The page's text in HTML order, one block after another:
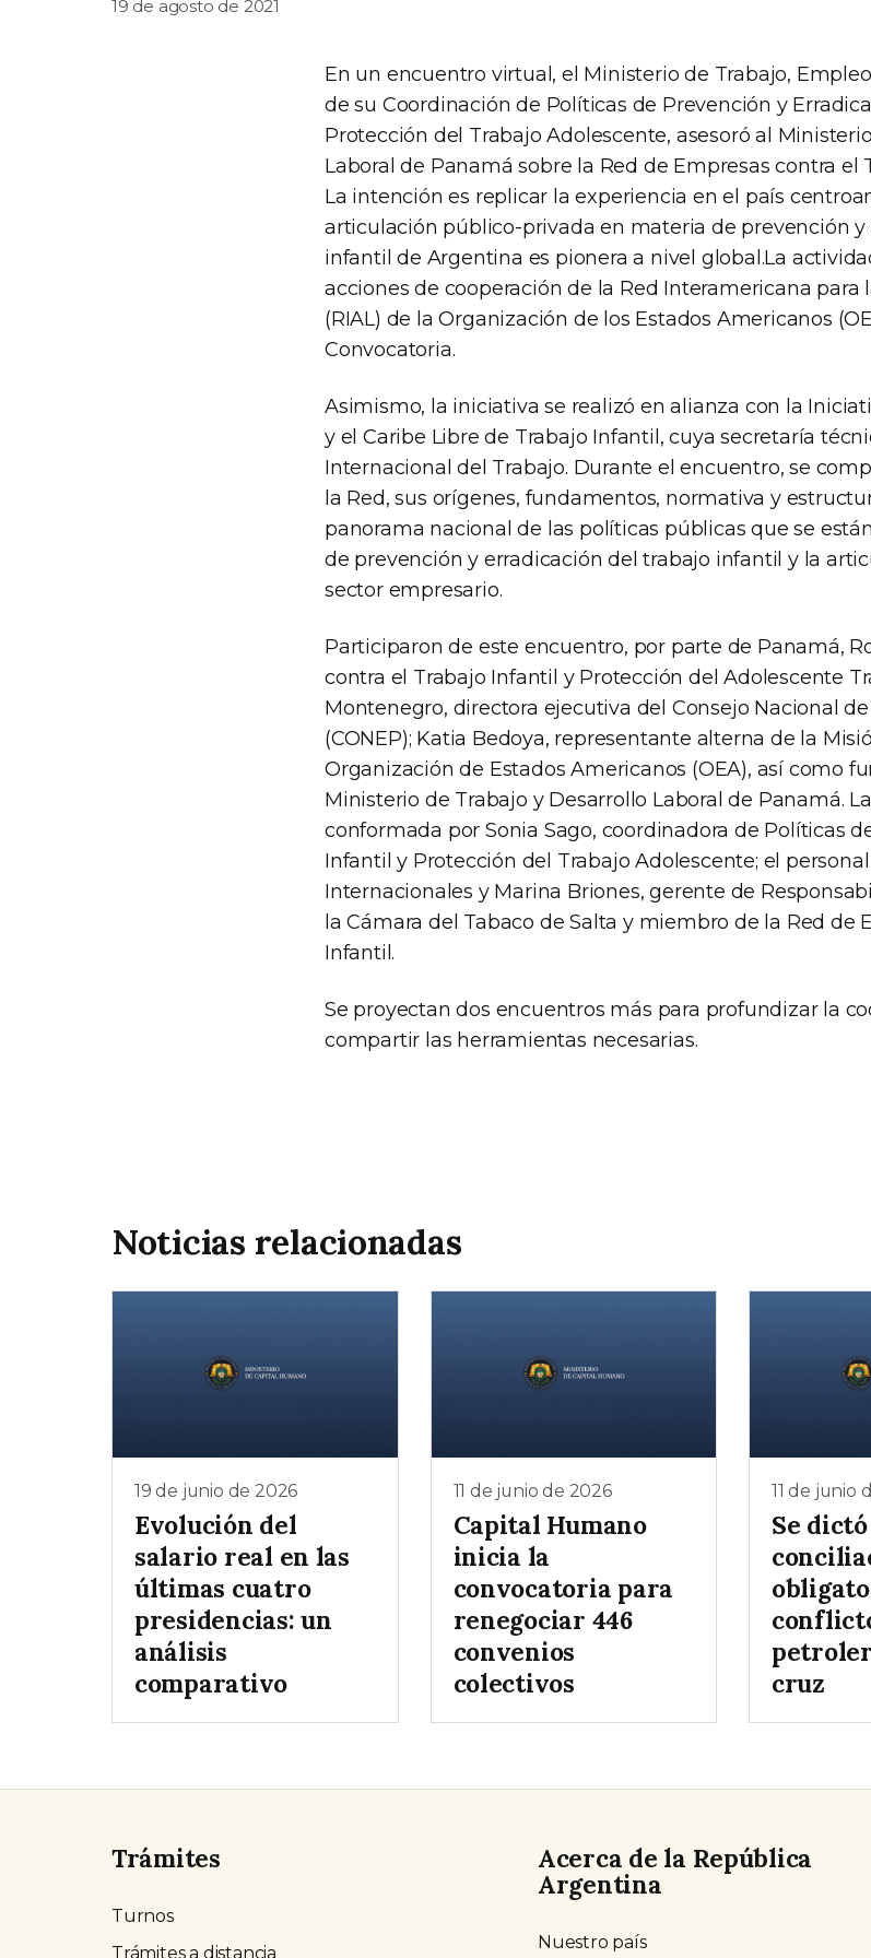
19 de agosto de 2021
En un encuentro virtual, el Ministerio de Trabajo,
de su Coordinación de Políticas de Prevención y
Protección del Trabajo Adolescente, asesoró al
Laboral de Panamá sobre la Red de Empresas contra
La intención es replicar la experiencia en el país
articulación público-privada en materia de prevención
infantil de Argentina es pionera a nivel global.La
acciones de cooperación de la Red Interamericana para
(RIAL) de la Organización de los Estados Americanos
Convocatoria.
Asimismo, la iniciativa se realizó en alianza con la
y el Caribe Libre de Trabajo Infantil, cuya secretaría
Internacional del Trabajo. Durante el encuentro, se
la Red, sus orígenes, fundamentos, normativa y
panorama nacional de las políticas públicas que se
de prevención y erradicación del trabajo infantil y la
sector empresario.
Participaron de este encuentro, por parte de Panamá,
contra el Trabajo Infantil y Protección del Adolescente
Montenegro, directora ejecutiva del Consejo Nacional
(CONEP); Katia Bedoya, representante alterna de la
Organización de Estados Americanos (OEA), así como
Ministerio de Trabajo y Desarrollo Laboral de Panamá.
conformada por Sonia Sago, coordinadora de Políticas
Infantil y Protección del Trabajo Adolescente; el
Internacionales y Marina Briones, gerente de
la Cámara del Tabaco de Salta y miembro de la Red de
Infantil.
Se proyectan dos encuentros más para profundizar la
compartir las herramientas necesarias.
Noticias relacionadas
19 de junio de 2026
Evolución del
salario real en las
últimas cuatro
presidencias: un
análisis
comparativo
11 de junio de 2026
Capital Humano
inicia la
convocatoria para
renegociar 446
convenios
colectivos
11 de junio
Se
cruz
Trámites
Turnos
Trámites a distancia
Acerca de la República
Argentina
Nuestro país